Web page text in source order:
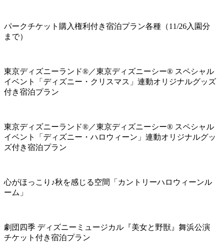
パークチケット購入権利付き宿泊プラン各種（11/26入園分
まで）
東京ディズニーランド®／東京ディズニーシー® スペシャル
イベント「ディズニー・クリスマス」連動オリジナルグッズ
付き宿泊プラン
東京ディズニーランド®／東京ディズニーシー® スペシャル
イベント「ディズニー・ハロウィーン」連動オリジナルグッ
ズ付き宿泊プラン
心がほっこり♪秋を感じる空間「カントリーハロウィーンル
ーム」
劇団四季 ディズニーミュージカル『美女と野獣』舞浜公演
チケット付き宿泊プラン